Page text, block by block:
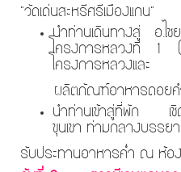
"วัดเด่นสะหรีศรีเมืองแกน"
นำท่านเดินทางสู่ อ.
โครงการหลวงที่ 1
โครงการหลวงและ
ผลิตภัณฑ์อาหารดอยคำ
นำท่านเข้าสู่ที่พัก เชิ
ขุนเขา ท่ามกลางบรรย
รับประทานอาหารค่ำ ณ ห้อ